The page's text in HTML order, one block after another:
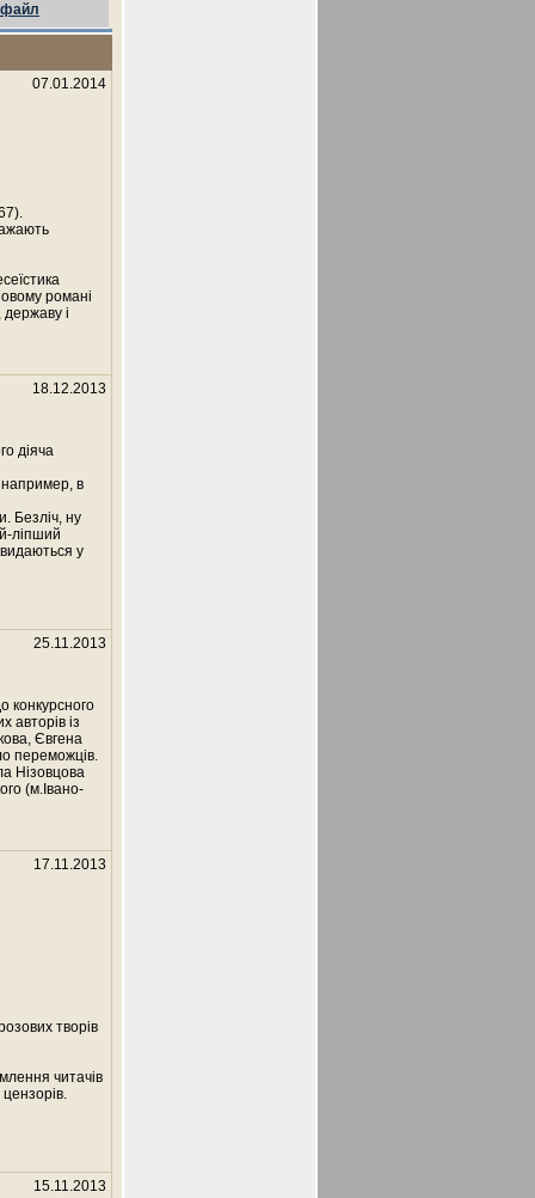
файл
07.01.2014
романі
і
18.12.2013
діяча
в
Безліч, ну
ліпший
у
25.11.2013
конкурсного
авторів із
Євгена
переможців.
Нізовцова
(м.Івано-
17.11.2013
творів
читачів
15.11.2013